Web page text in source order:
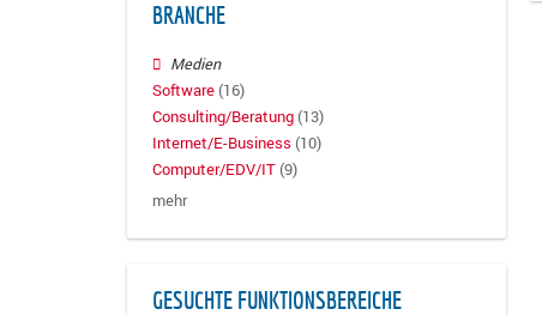
BRANCHE
Medien
Software (16)
Consulting/Beratung (13)
Internet/E-Business (10)
Computer/EDV/IT (9)
mehr
GESUCHTE FUNKTIONSBEREICHE